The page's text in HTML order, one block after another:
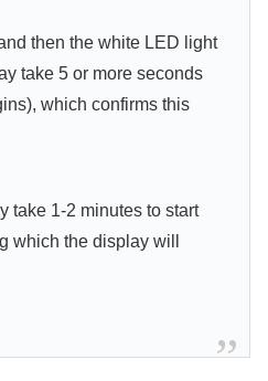
then the white LED light
take 5 or more seconds
which confirms this
take 1-2 minutes to start
which the display will